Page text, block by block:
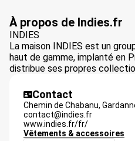
À propos de Indies.fr
INDIES
La maison INDIES est un
haut de gamme, implanté en
distribue ses propres
Contact
Chemin de Chabanu,
contact@indies.fr
www.indies.fr/fr/
Vêtements & accessoires